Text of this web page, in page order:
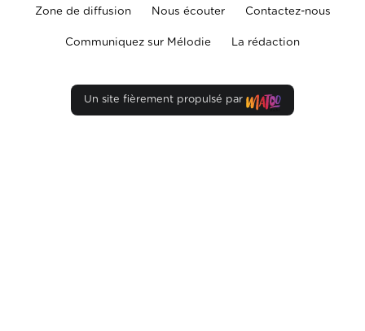
Zone de diffusion Nous écouter Contactez-nous
Communiquez sur Mélodie La rédaction
Un site fièrement propulsé par